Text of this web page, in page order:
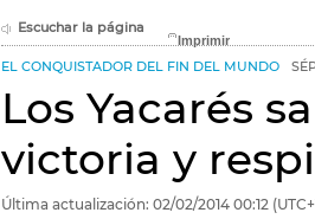
Escuchar la página
EL CONQUISTADOR DEL FIN DEL MUNDO
Los Yacarés
victoria y
Última actualización: 02/02/2014 00:12